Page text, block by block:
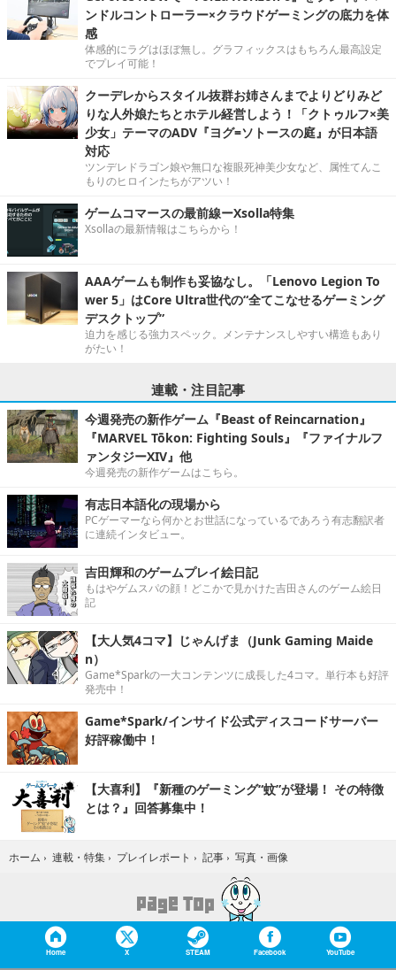
ンドルコントローラー×クラウドゲーミングの底力を体
感
体感的にラグはほぼ無し。グラフィックスはもちろん最高設定
でプレイ可能！
クーデレからスタイル抜群お姉さんまでよりどりみど
りな人外娘たちとホテル経営しよう！「クトゥルフ×美
少女」テーマのADV『ヨグ=ソトースの庭』が日本語
対応
ツンデレドラゴン娘や無口な複眼死神美少女など、属性てんこ
もりのヒロインたちがアツい！
ゲームコマースの最前線ーXsolla特集
Xsollaの最新情報はこちらから！
AAAゲームも制作も妥協なし。「Lenovo Legion To
wer 5」はCore Ultra世代の“全てこなせるゲーミング
デスクトップ”
迫力を感じる強力スペック。メンテナンスしやすい構造もあり
がたい！
連載・注目記事
今週発売の新作ゲーム『Beast of Reincarnation』
『MARVEL Tōkon: Fighting Souls』『ファイナルフ
ァンタジーXIV』他
今週発売の新作ゲームはこちら。
有志日本語化の現場から
PCゲーマーなら何かとお世話になっているであろう有志翻訳者
に連続インタビュー。
吉田輝和のゲームプレイ絵日記
もはやゲムスパの顔！どこかで見かけた吉田さんのゲーム絵日
記
【大人気4コマ】じゃんげま（Junk Gaming Maide
n）
Game*Sparkの一大コンテンツに成長した4コマ。単行本も好評
発売中！
Game*Spark/インサイド公式ディスコードサーバー
好評稼働中！
【大喜利】『新種のゲーミング“蚊”が登場！ その特徴
とは？』回答募集中！
ホーム › 連載・特集 › プレイレポート › 記事 › 写真・画像
Home X STEAM Facebook YouTube